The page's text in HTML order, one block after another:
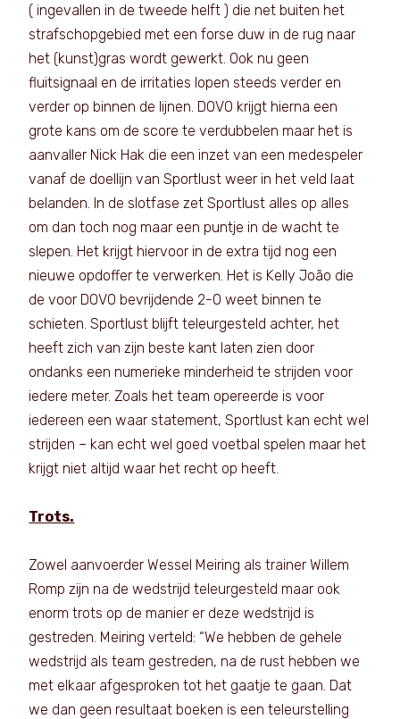
( ingevallen in de tweede helft ) die net buiten het
strafschopgebied met een forse duw in de rug naar
het (kunst)gras wordt gewerkt. Ook nu geen
fluitsignaal en de irritaties lopen steeds verder en
verder op binnen de lijnen. DOVO krijgt hierna een
grote kans om de score te verdubbelen maar het is
aanvaller Nick Hak die een inzet van een medespeler
vanaf de doellijn van Sportlust weer in het veld laat
belanden. In de slotfase zet Sportlust alles op alles
om dan toch nog maar een puntje in de wacht te
slepen. Het krijgt hiervoor in de extra tijd nog een
nieuwe opdoffer te verwerken. Het is Kelly João die
de voor DOVO bevrijdende 2-0 weet binnen te
schieten. Sportlust blijft teleurgesteld achter, het
heeft zich van zijn beste kant laten zien door
ondanks een numerieke minderheid te strijden voor
iedere meter. Zoals het team opereerde is voor
iedereen een waar statement, Sportlust kan echt wel
strijden – kan echt wel goed voetbal spelen maar het
krijgt niet altijd waar het recht op heeft.
Trots.
Zowel aanvoerder Wessel Meiring als trainer Willem
Romp zijn na de wedstrijd teleurgesteld maar ook
enorm trots op de manier er deze wedstrijd is
gestreden. Meiring verteld: “We hebben de gehele
wedstrijd als team gestreden, na de rust hebben we
met elkaar afgesproken tot het gaatje te gaan. Dat
we dan geen resultaat boeken is een teleurstelling